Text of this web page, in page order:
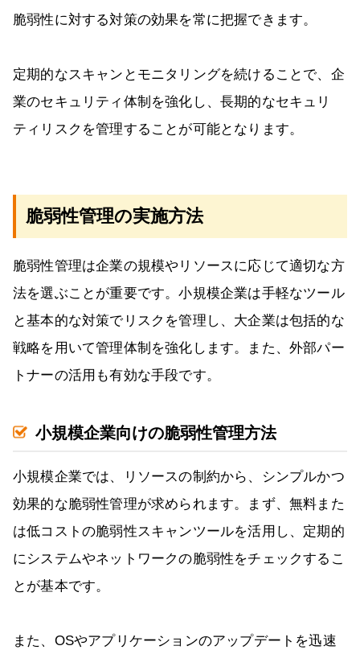
脆弱性に対する対策の効果を常に把握できます。
定期的なスキャンとモニタリングを続けることで、企
業のセキュリティ体制を強化し、長期的なセキュリ
ティリスクを管理することが可能となります。
脆弱性管理の実施方法
脆弱性管理は企業の規模やリソースに応じて適切な方
法を選ぶことが重要です。小規模企業は手軽なツール
と基本的な対策でリスクを管理し、大企業は包括的な
戦略を用いて管理体制を強化します。また、外部パー
トナーの活用も有効な手段です。
小規模企業向けの脆弱性管理方法
小規模企業では、リソースの制約から、シンプルかつ
効果的な脆弱性管理が求められます。まず、無料また
は低コストの脆弱性スキャンツールを活用し、定期的
にシステムやネットワークの脆弱性をチェックするこ
とが基本です。
また、OSやアプリケーションのアップデートを迅速